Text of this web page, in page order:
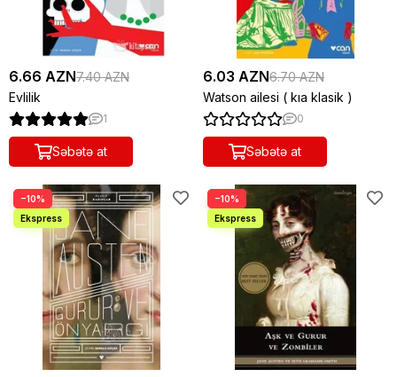
6.66 AZN7.40 AZN
Evlilik
1
Səbətə at
6.03 AZN6.70 AZN
Watson ailesi ( kıa klasik )
0
Səbətə at
−10% −10%